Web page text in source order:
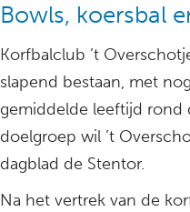
Bowls, koersbal
Korfbalclub ’t
slapend bestaan, met
gemiddelde leeftijd rond
doelgroep wil ’t
dagblad de Stentor.
Na het vertrek van de